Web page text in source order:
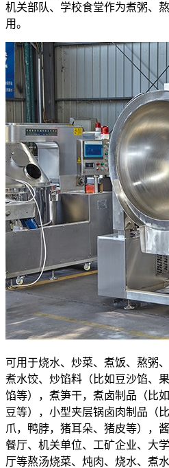
机关部队、学校食堂作为煮粥、
用。
可用于烧水、炒菜、煮饭、熬粥
煮水饺、炒馅料（比如豆沙馅、
馅等），煮笋干，煮卤制品（比
豆等），小型夹层锅卤肉制品（
爪，鸭脖，猪耳朵、猪皮等），
餐厅、机关单位、工矿企业、大
厅等熬汤烧菜、炖肉、烧水、煮